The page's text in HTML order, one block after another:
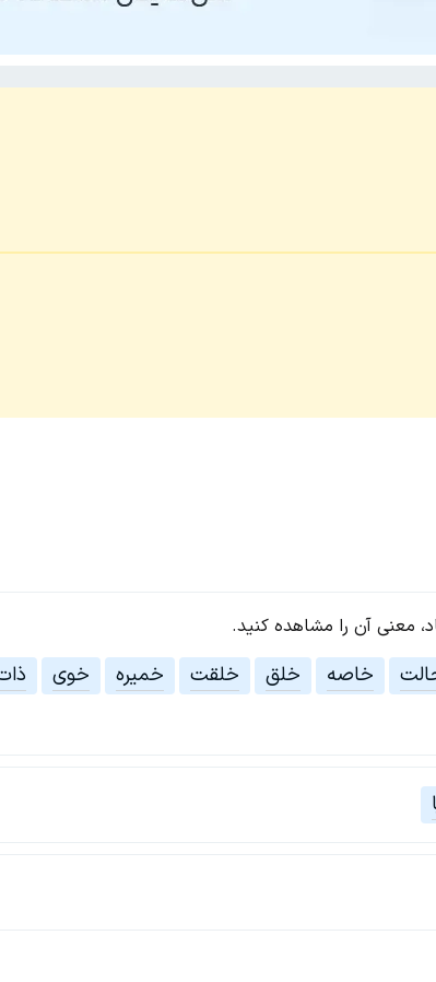
معنی آن را مشاهده کنید.
خاصه خلق خلقت خمیره خوی